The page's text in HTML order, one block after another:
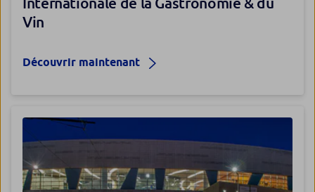
Vin
Découvrir maintenant